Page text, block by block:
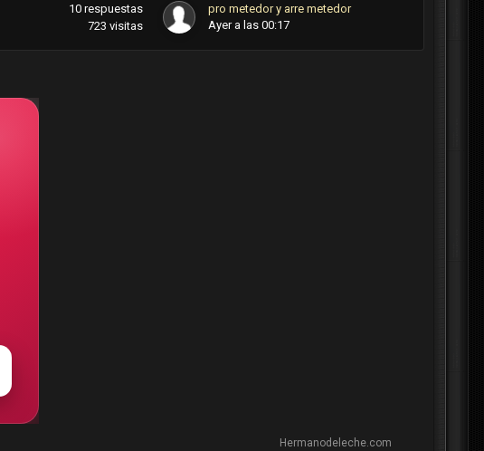
10 respuestas
723 visitas
pro metedor y arre metedor
Ayer a las 00:17
Hermanodeleche.com